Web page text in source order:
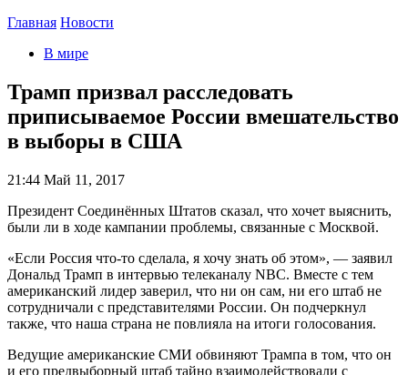
Главная Новости
В мире
Трамп призвал расследовать
приписываемое России вмешательство
в выборы в США
21:44 Май 11, 2017
Президент Соединённых Штатов сказал, что хочет выяснить,
были ли в ходе кампании проблемы, связанные с Москвой.
«Если Россия что-то сделала, я хочу знать об этом», — заявил
Дональд Трамп в интервью телеканалу NBC. Вместе с тем
американский лидер заверил, что ни он сам, ни его штаб не
сотрудничали с представителями России. Он подчеркнул
также, что наша страна не повлияла на итоги голосования.
Ведущие американские СМИ обвиняют Трампа в том, что он
и его предвыборный штаб тайно взаимодействовали с